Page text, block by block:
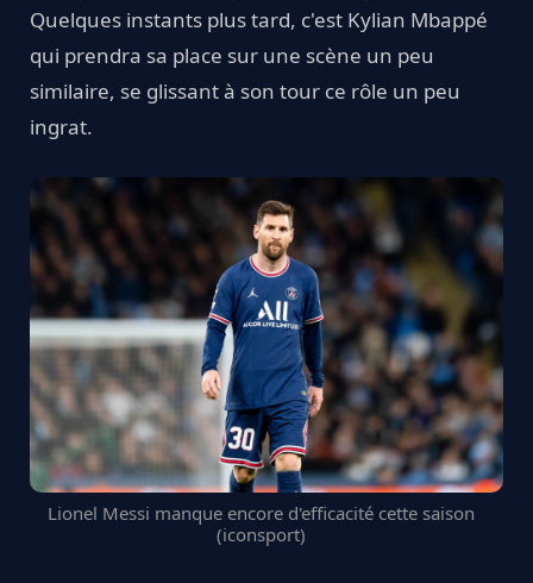
Quelques instants plus tard, c'est Kylian Mbappé
qui prendra sa place sur une scène un peu
similaire, se glissant à son tour ce rôle un peu
ingrat.
Lionel Messi manque encore d'efficacité cette saison
(iconsport)